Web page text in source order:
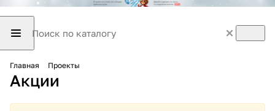
Главная Проекты
Акции